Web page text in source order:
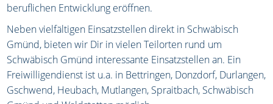
beruflichen Entwicklung eröffnen.
Neben vielfältigen Einsatzstellen direkt in Schwäbisch
Gmünd, bieten wir Dir in vielen Teilorten rund um
Schwäbisch Gmünd interessante Einsatzstellen an. Ein
Freiwilligendienst ist u.a. in Bettringen, Donzdorf, Durlangen,
Gschwend, Heubach, Mutlangen, Spraitbach, Schwäbisch